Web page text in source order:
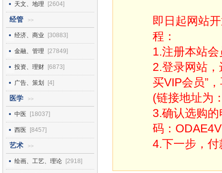
天文、地理 [2604]
经管 >>
经济、商业 [30883]
金融、管理 [27849]
投资、理财 [6873]
广告、策划 [4]
医学 >>
中医 [18037]
西医 [8457]
艺术 >>
绘画、工艺、理论 [2918]
即日起网站
程：
1.注册本站会
2.登录网站，
买VIP会员”
(链接地址为
3.确认选购
码：
4.下一步，